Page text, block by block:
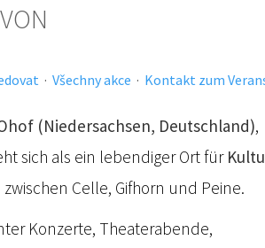
· Všechny akce · Kontakt zum
(Niedersachsen, Deutschland),
sich als ein lebendiger Ort für
Celle, Gifhorn und Peine.
Konzerte, Theaterabende,